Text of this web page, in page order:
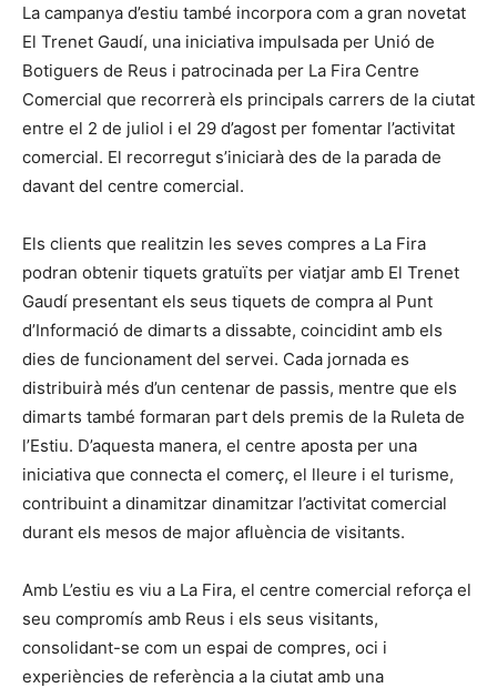
La campanya d’estiu també incorpora com a gran novetat
El Trenet Gaudí, una iniciativa impulsada per Unió de
Botiguers de Reus i patrocinada per La Fira Centre
Comercial que recorrerà els principals carrers de la ciutat
entre el 2 de juliol i el 29 d’agost per fomentar l’activitat
comercial. El recorregut s’iniciarà des de la parada de
davant del centre comercial.
Els clients que realitzin les seves compres a La Fira
podran obtenir tiquets gratuïts per viatjar amb El Trenet
Gaudí presentant els seus tiquets de compra al Punt
d’Informació de dimarts a dissabte, coincidint amb els
dies de funcionament del servei. Cada jornada es
distribuirà més d’un centenar de passis, mentre que els
dimarts també formaran part dels premis de la Ruleta de
l’Estiu. D’aquesta manera, el centre aposta per una
iniciativa que connecta el comerç, el lleure i el turisme,
contribuint a dinamitzar dinamitzar l’activitat comercial
durant els mesos de major afluència de visitants.
Amb L’estiu es viu a La Fira, el centre comercial reforça el
seu compromís amb Reus i els seus visitants,
consolidant-se com un espai de compres, oci i
experiències de referència a la ciutat amb una